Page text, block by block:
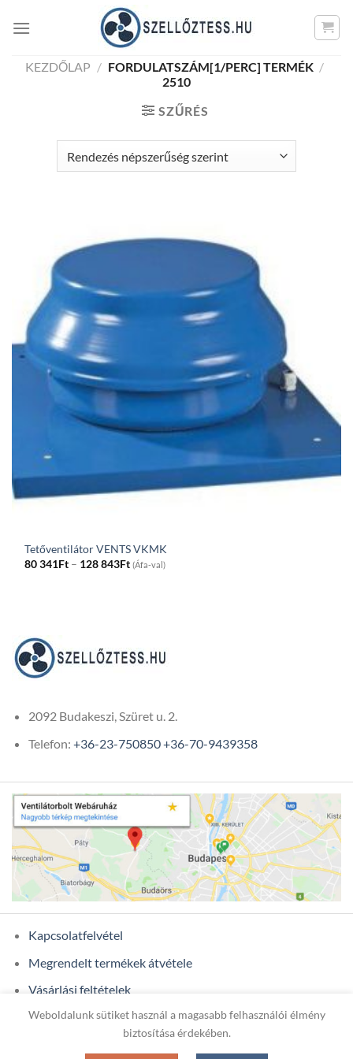
KEZDŐLAP / FORDULATSZÁM[1/PERC] TERMÉK /
2510
SZŰRÉS
Tetőventilátor VENTS VKMK
80 341Ft – 128 843FtPrice
range:
(Áfa-val)
2092 Budakeszi, Szüret u. 2.
Telefon: +36-23-750850+36-70-9439358
Kapcsolatfelvétel
Megrendelt termékek átvétele
Vásárlási feltételek
Ügyfél adatok
Weboldalunk sütiket használ a magasabb felhasználói élmény
biztosítása érdekében.